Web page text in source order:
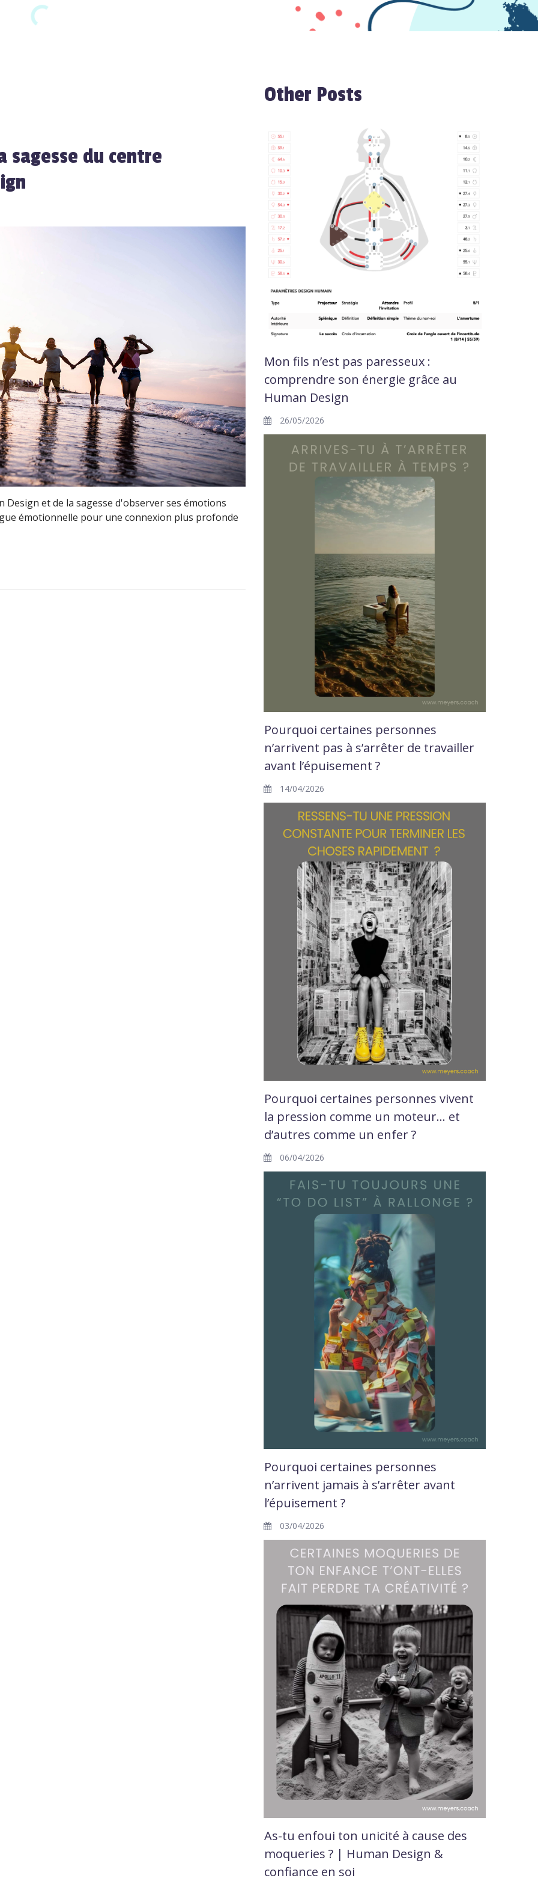
sagesse du centre
et de la sagesse d'observer ses émotions
émotionnelle pour une connexion plus profonde
Other Posts
Mon fils n’est pas paresseux :
comprendre son énergie grâce au
Human Design
26/05/2026
Pourquoi certaines personnes
n’arrivent pas à s’arrêter de travailler
avant l’épuisement ?
14/04/2026
Pourquoi certaines personnes vivent
la pression comme un moteur… et
d’autres comme un enfer ?
06/04/2026
Pourquoi certaines personnes
n’arrivent jamais à s’arrêter avant
l’épuisement ?
03/04/2026
As-tu enfoui ton unicité à cause des
moqueries ? | Human Design &
confiance en soi